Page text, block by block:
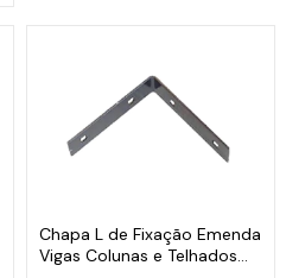
Chapa L de Fixação Emenda
Vigas Colunas e Telhados